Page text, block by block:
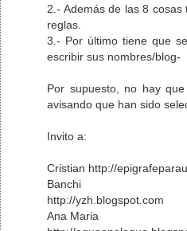
2.- Además de las 8
reglas.
3.- Por último tiene que
escribir sus nombres/blog-
Por supuesto, no hay
avisando que han sido
Invito a:
Cristian http://
Banchi
http://yzh.blogspot.com
Ana Maria